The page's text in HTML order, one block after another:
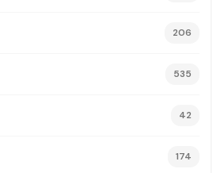
206
535
42
174